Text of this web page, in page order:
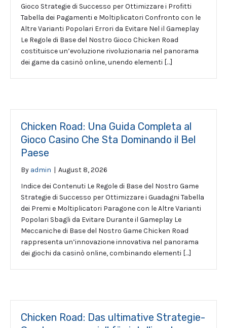
Gioco Strategie di Successo per Ottimizzare i Profitti
Tabella dei Pagamenti e Moltiplicatori Confronto con le
Altre Varianti Popolari Errori da Evitare Nel il Gameplay
Le Regole di Base del Nostro Gioco Chicken Road
costituisce un’evoluzione rivoluzionaria nel panorama
dei game da casinò online, unendo elementi […]
Chicken Road: Una Guida Completa al
Gioco Casino Che Sta Dominando il Bel
Paese
By admin | August 8, 2026
Indice dei Contenuti Le Regole di Base del Nostro Game
Strategie di Successo per Ottimizzare i Guadagni Tabella
dei Premi e Moltiplicatori Paragone con le Altre Varianti
Popolari Sbagli da Evitare Durante il Gameplay Le
Meccaniche di Base del Nostro Game Chicken Road
rappresenta un’innovazione innovativa nel panorama
dei giochi da casinò online, combinando elementi […]
Chicken Road: Das ultimative Strategie-